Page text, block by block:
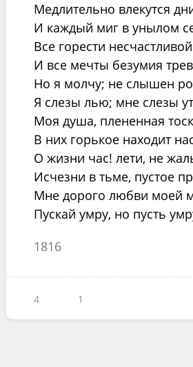
Медлительно влекутся
И каждый миг в унылом
Все горести
И все мечты безумия
Но я молчу; не слышен
Я слезы лью; мне слезы
Моя душа, плененная
В них горькое находит
О жизни час! лети, не
Исчезни в тьме, пустое
Мне дорого любви моей
Пускай умру, но пусть
1816
4 1